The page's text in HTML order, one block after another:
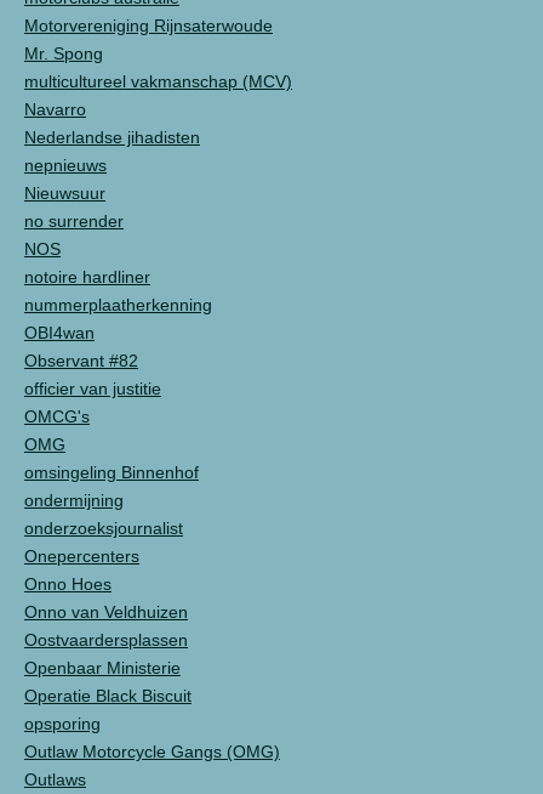
Motorvereniging Rijnsaterwoude
Mr. Spong
multicultureel vakmanschap (MCV)
Navarro
Nederlandse jihadisten
nepnieuws
Nieuwsuur
no surrender
NOS
notoire hardliner
nummerplaatherkenning
OBI4wan
Observant #82
officier van justitie
OMCG's
OMG
omsingeling Binnenhof
ondermijning
onderzoeksjournalist
Onepercenters
Onno Hoes
Onno van Veldhuizen
Oostvaardersplassen
Openbaar Ministerie
Operatie Black Biscuit
opsporing
Outlaw Motorcycle Gangs (OMG)
Outlaws